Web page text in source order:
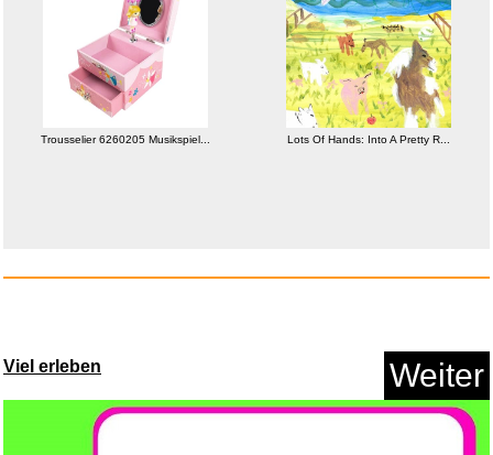
Anzeige
Anzeige
Trousselier 6260205 Musikspiel... Lots Of Hands: Into A Pretty R...
Viel erleben Weiter